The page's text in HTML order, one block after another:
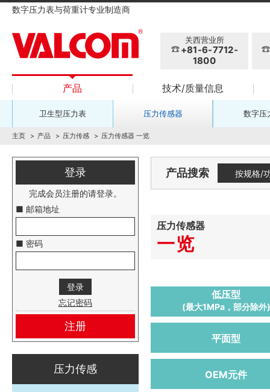
数字压力表与荷重计专业制造商
关西营业所
+81-6-7712-
1800
产品 技术/质量信息
卫生型压力表 压力传感器 数字压
主页 产品 压力传感 压力传感器 一览
产品搜索 按规格/
压力传感器
一览
低压型
(最大1MPa，部分除外)
平面型
OEM元件
登录
完成会员注册的请登录。
■ 邮箱地址
■ 密码
忘记密码
注册
压力传感